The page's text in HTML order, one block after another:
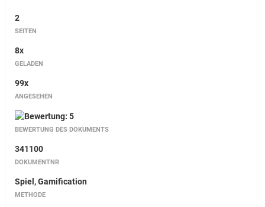
2
SEITEN
8x
GELADEN
99x
ANGESEHEN
BEWERTUNG DES DOKUMENTS
341100
DOKUMENTNR
Spiel, Gamification
METHODE